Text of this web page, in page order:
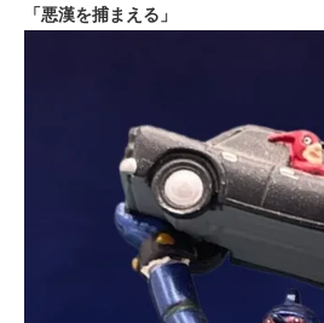
「悪漢を捕まえる」